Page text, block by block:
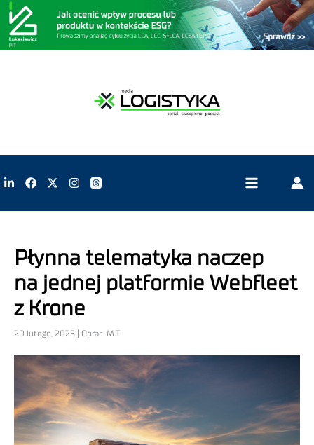
Płynna telematyka naczep
na jednej platformie Webfleet
z Krone
20 lutego, 2025 | Oprac. M.T.